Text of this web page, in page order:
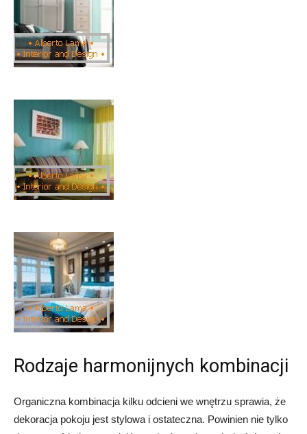
Rodzaje harmonijnych kombinacji
Organiczna kombinacja kilku odcieni we wnętrzu sprawia, że ​​
dekoracja pokoju jest stylowa i ostateczna. Powinien nie tylko